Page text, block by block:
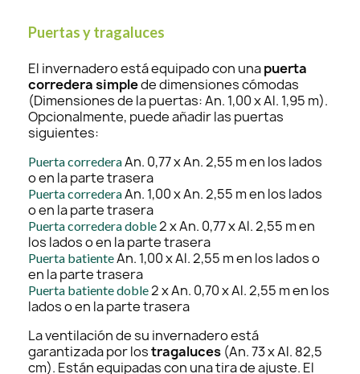
Puertas y tragaluces
El invernadero está equipado con unapuerta
corredera simplede dimensiones cómodas
(Dimensiones de la puertas: An. 1,00 x Al. 1,95 m).
Opcionalmente, puede añadir las puertas
siguientes:
Puerta correderaAn. 0,77 x An. 2,55 m en los lados
o en la parte trasera
Puerta correderaAn. 1,00 x An. 2,55 m en los lados
o en la parte trasera
Puerta corredera doble2 x An. 0,77 x Al. 2,55 m en
los lados o en la parte trasera
Puerta batienteAn. 1,00 x Al. 2,55 m en los lados o
en la parte trasera
Puerta batiente doble2 x An. 0,70 x Al. 2,55 m en los
lados o en la parte trasera
La ventilación de su invernadero está
garantizada por lostragaluces (An. 73 x Al. 82,5
cm). Están equipadas con una tira de ajuste. El